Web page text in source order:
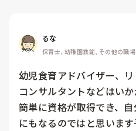
るな
保育士, 幼稚園教諭, その他の職場
幼児食育アドバイザー、
コンサルタントなどはい
簡単に資格が取得でき、
にもなるのではと思いま